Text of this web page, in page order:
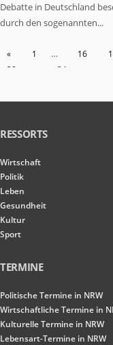
Debatte in Deutschland
durch den sogenannten...
« 1 … 16
20
24
RESSORTS
Wirtschaft
Politik
Leben
Gesundheit
Kultur
Sport
TERMINE
Politische Termine in NRW
Wirtschaftliche Termine in
Kulturelle Termine in NRW
Lebensart-Termine in NRW